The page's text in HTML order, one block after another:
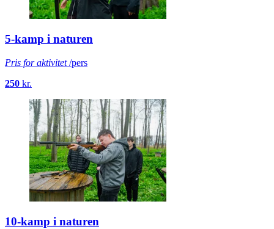
5-kamp i naturen
Pris for aktivitet/pers
250 kr.
10-kamp i naturen